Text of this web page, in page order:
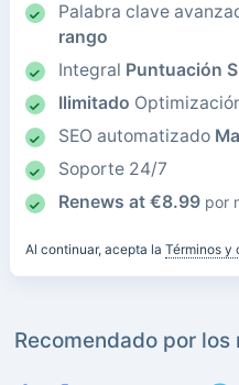
Palabra clave
rango
Integral Puntuación
Ilimitado
SEO automatizado
Soporte 24/7
Renews at €8.99 por
Al continuar, acepta la Términos y
Recomendado por los